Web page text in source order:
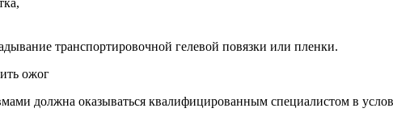
транспортировочной гелевой повязки или пленки.
должна оказываться квалифицированным специалистом в